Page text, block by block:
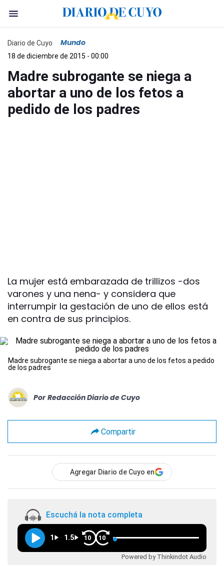
Diario de Cuyo Mundo
18 de diciembre de 2015 - 00:00
Madre subrogante se niega a
abortar a uno de los fetos a
pedido de los padres
La mujer está embarazada de trillizos -dos
varones y una nena- y considera que
interrumpir la gestación de uno de ellos está
en contra de sus principios.
Madre subrogante se niega a abortar a uno de los fetos a pedido
de los padres
Por Redacción Diario de Cuyo
Compartir
Agregar Diario de Cuyo en
Escuchá la nota completa
1 1.5 10 10
Powered by Thinkindot Audio